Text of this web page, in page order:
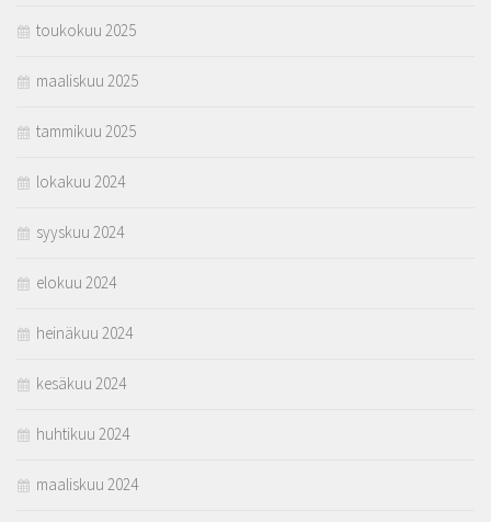
toukokuu 2025
maaliskuu 2025
tammikuu 2025
lokakuu 2024
syyskuu 2024
elokuu 2024
heinäkuu 2024
kesäkuu 2024
huhtikuu 2024
maaliskuu 2024